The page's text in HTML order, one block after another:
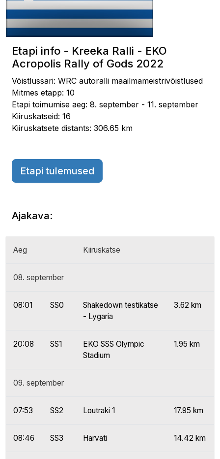
Etapi info - Kreeka Ralli - EKO
Acropolis Rally of Gods 2022
Võistlussari: WRC autoralli maailmameistrivõistlused
Mitmes etapp: 10
Etapi toimumise aeg: 8. september - 11. september
Kiiruskatseid: 16
Kiiruskatsete distants: 306.65 km
Etapi tulemused
Ajakava:
Aeg Kiiruskatse
08. september
08:01 SS0
Shakedown testikatse
- Lygaria
3.62 km
20:08 SS1
EKO SSS Olympic
Stadium
1.95 km
09. september
07:53 SS2 Loutraki 1 17.95 km
08:46 SS3 Harvati 14.42 km